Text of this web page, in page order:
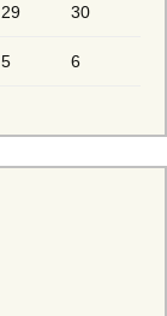
29 30
5 6